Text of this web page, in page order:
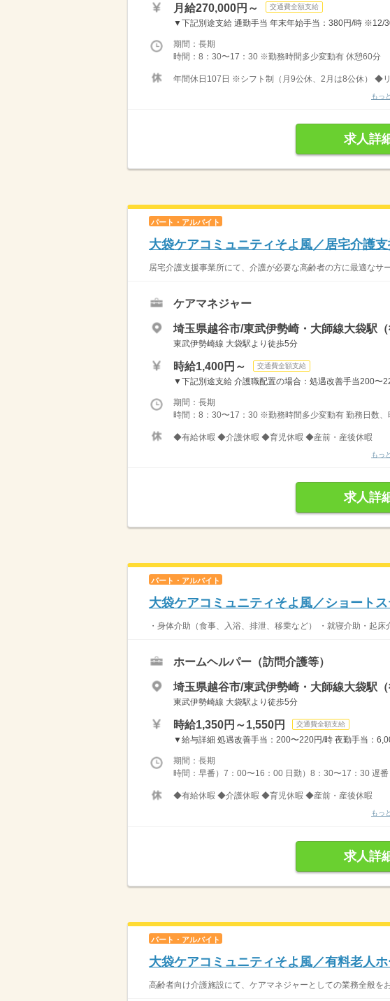
月給270,000円～ 交通費全額支給
▼下記別途支給 通勤手当 年末年始手当：380円/時 ※12/
期間：長期
時間：8：30〜17：30 ※勤務時間多少変動有 休憩60分
年間休日107日 ※シフト制（月9公休、2月は8公休） ◆
もっ
求人詳
パート・アルバイト
大袋ケアコミュニティそよ風／居宅介護
居宅介護支援事業所にて、介護が必要な高齢者の方に最適な
ケアマネジャー
埼玉県越谷市/東武伊勢崎・大師線大袋駅（
東武伊勢崎線 大袋駅より徒歩5分
時給1,400円～ 交通費全額支給
▼下記別途支給 介護職配置の場合：処遇改善手当200〜
期間：長期
時間：8：30〜17：30 ※勤務時間多少変動有 勤務日数
◆有給休暇 ◆介護休暇 ◆育児休暇 ◆産前・産後休暇
もっ
求人詳
パート・アルバイト
大袋ケアコミュニティそよ風／ショート
・身体介助（食事、入浴、排泄、移乗など） ・就寝介助・起
ホームヘルパー（訪問介護等）
埼玉県越谷市/東武伊勢崎・大師線大袋駅（
東武伊勢崎線 大袋駅より徒歩5分
時給1,350円～1,550円 交通費全額支給
▼給与詳細 処遇改善手当：200〜220円/時 夜勤手当：
期間：長期
時間：早番）7：00〜16：00 日勤）8：30〜17：30 遅
◆有給休暇 ◆介護休暇 ◆育児休暇 ◆産前・産後休暇
もっ
求人詳
パート・アルバイト
大袋ケアコミュニティそよ風／有料老人
高齢者向け介護施設にて、ケアマネジャーとしての業務全般を